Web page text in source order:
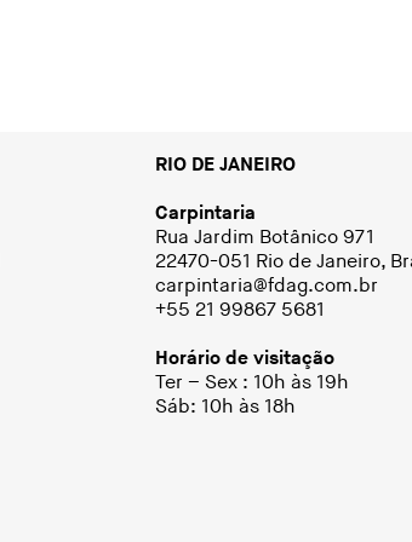
RIO DE JANEIRO
Carpintaria
Rua Jardim Botânico 971
22470-051 Rio de Janeiro,
carpintaria@fdag.com.br
+55 21 99867 5681
Horário de visitação
Ter – Sex : 10h às 19h
Sáb: 10h às 18h